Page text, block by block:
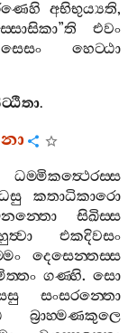
අභිභුය්‍යති,
”ති
එවං
සෙසං
හෙට‍්ඨා
.
ධම‍්මිකත්‍ථෙරස‍්ස
කතාධිකාරො
සිඛිස‍්ස
එකදිවසං
දෙසෙන‍්තස‍්ස
ගණ‍්හි. සො
සංසරන‍්තො
බ්‍රාහ‍්මණකුලෙ